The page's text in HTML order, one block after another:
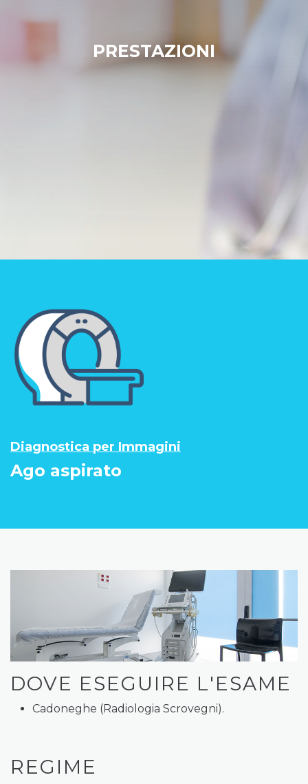
PRESTAZIONI
Diagnostica per Immagini
Ago aspirato
DOVE ESEGUIRE L'ESAME
Cadoneghe (Radiologia Scrovegni).
REGIME